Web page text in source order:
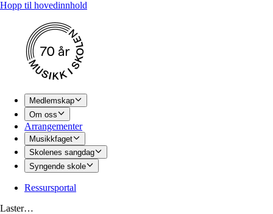
Hopp til hovedinnhold
Medlemskap
Om oss
Arrangementer
Musikkfaget
Skolenes sangdag
Syngende skole
Ressursportal
Laster…